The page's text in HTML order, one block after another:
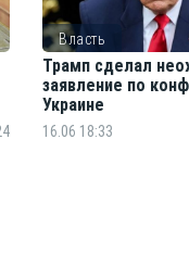
Власть
Трамп сделал
заявление по
Украине
16.06 18:33